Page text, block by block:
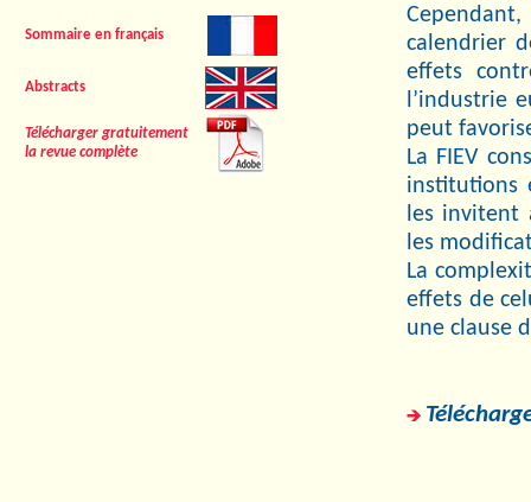
Sommaire en français
Abstracts
Télécharger gratuitement
la revue complète
calendrier
effets
l’industrie
peut
La FIEV
institutions
les invitent
les
La
effets de
une clause